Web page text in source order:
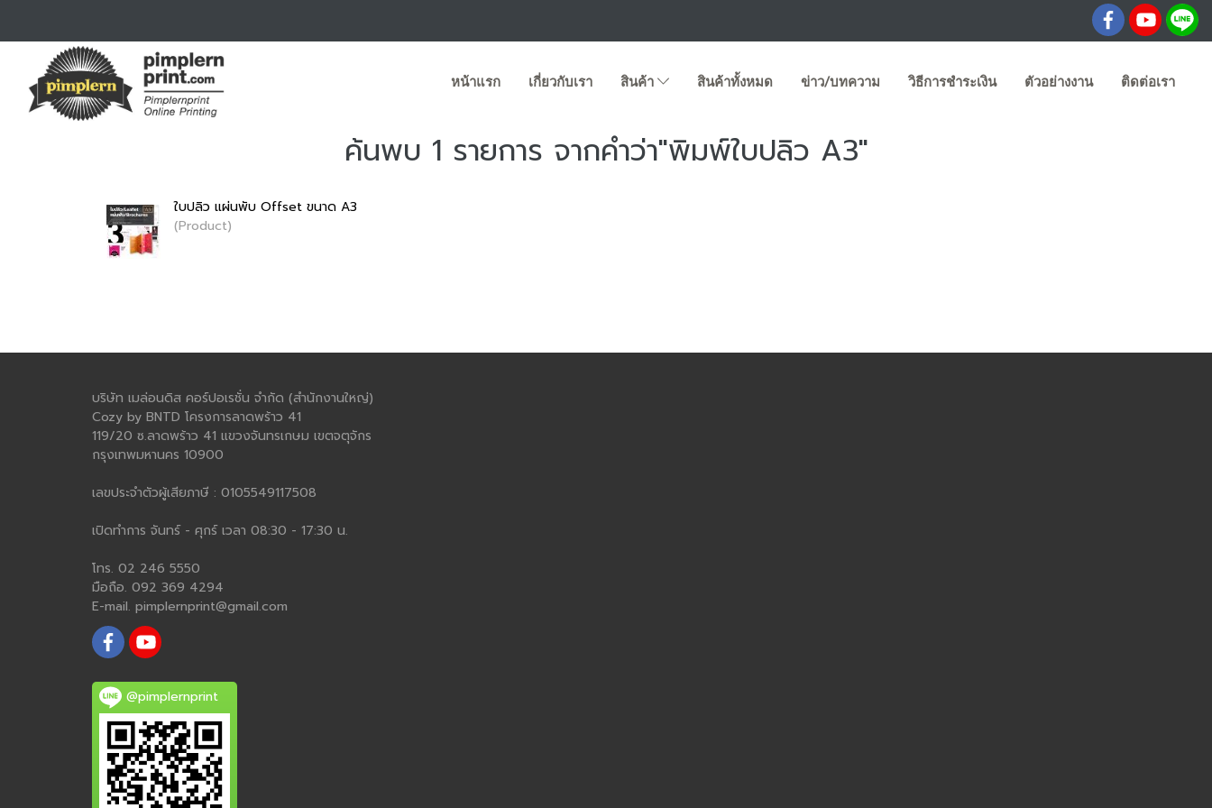
หน้าแรก เกี่ยวกับเรา สินค้า สินค้าทั้งหมด ข่าว/บทความ วิธีการชำระเงิน ตัวอย่างงาน ติดต่อเรา
ค้นพบ 1 รายการ จากคำว่า"พิมพ์ใบปลิว A3"
ใบปลิว แผ่นพับ Offset ขนาด A3
(Product)
บริษัท เมล่อนดิส คอร์ปอเรชั่น จำกัด (สำนักงานใหญ่)
Cozy by BNTD โครงการลาดพร้าว 41
119/20 ซ.ลาดพร้าว 41 แขวงจันทรเกษม เขตจตุจักร
กรุงเทพมหานคร 10900
เลขประจำตัวผู้เสียภาษี : 0105549117508
เปิดทำการ จันทร์ - ศุกร์ เวลา 08:30 - 17:30 น.
โทร. 02 246 5550
มือถือ. 092 369 4294
E-mail. pimplernprint@gmail.com
@pimplernprint